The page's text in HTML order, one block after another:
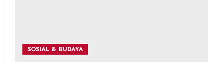
SOSIAL & BUDAYA